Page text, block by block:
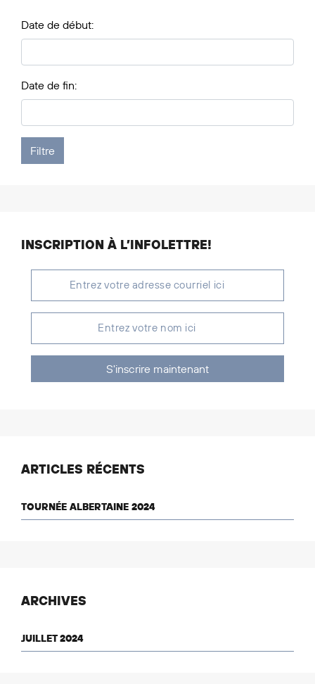
Date de début:
Date de fin:
INSCRIPTION À L’INFOLETTRE!
S'inscrire maintenant
ARTICLES RÉCENTS
TOURNÉE ALBERTAINE 2024
ARCHIVES
JUILLET 2024